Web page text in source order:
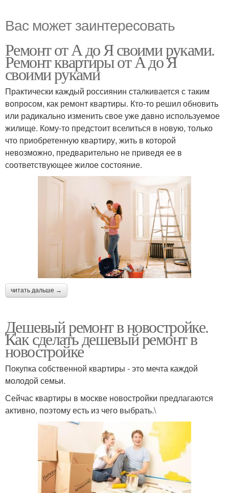
Вас может заинтересовать
Ремонт от А до Я своими руками.
Ремонт квартиры от А до Я
своими руками
Практически каждый россиянин сталкивается с таким
вопросом, как ремонт квартиры. Кто-то решил обновить
или радикально изменить свое уже давно используемое
жилище. Кому-то предстоит вселиться в новую, только
что приобретенную квартиру, жить в которой
невозможно, предварительно не приведя ее в
соответствующее жилое состояние.
читать дальше →
Дешевый ремонт в новостройке.
Как сделать дешевый ремонт в
новостройке
Покупка собственной квартиры - это мечта каждой
молодой семьи.
Сейчас квартиры в москве новостройки предлагаются
активно, поэтому есть из чего выбрать.\